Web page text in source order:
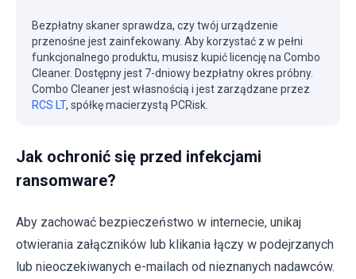
Bezpłatny skaner sprawdza, czy twój urządzenie
przenośne jest zainfekowany. Aby korzystać z w pełni
funkcjonalnego produktu, musisz kupić licencję na Combo
Cleaner. Dostępny jest 7-dniowy bezpłatny okres próbny.
Combo Cleaner jest własnością i jest zarządzane przez
RCS LT, spółkę macierzystą PCRisk.
Jak ochronić się przed infekcjami
ransomware?
Aby zachować bezpieczeństwo w internecie, unikaj
otwierania załączników lub klikania łączy w podejrzanych
lub nieoczekiwanych e-mailach od nieznanych nadawców.